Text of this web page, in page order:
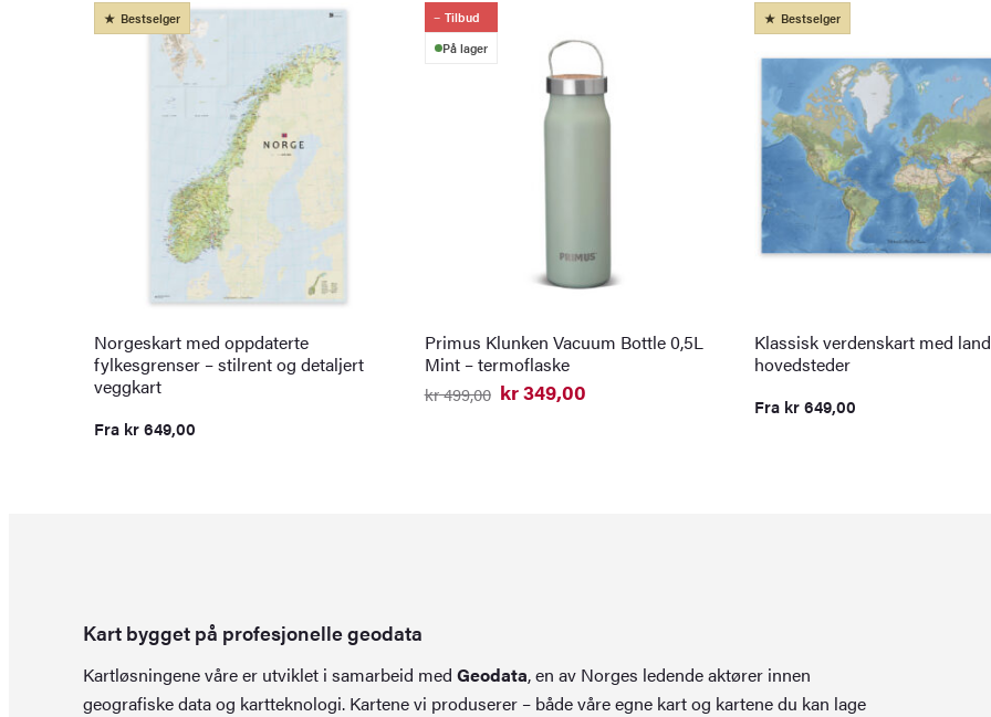
Bestselger
Norgeskart med oppdaterte
fylkesgrenser – stilrent og detaljert
veggkart
Fra kr649,00
Tilbud
På lager
Primus Klunken Vacuum Bottle 0,5L
Mint – termoflaske
kr499,00
Opprinnelig
kr349,00
Nåværende
Bestselger
Klassisk verdenskart med
hovedsteder
Fra kr649,00
Kart bygget på profesjonelle geodata
Kartløsningene våre er utviklet i samarbeid medGeodata, en av Norges ledende aktører innen
geografiske data og kartteknologi. Kartene vi produserer – både våre egne kart og kartene du kan lage